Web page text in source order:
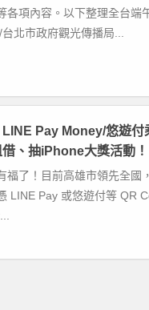
各項內容。以下整理全台端
北市政府觀光傳播局...
Pay Money/悠遊付
、抽iPhone大獎活動！
福了！目前高雄市領先全國
LINE Pay 或悠遊付等 QR